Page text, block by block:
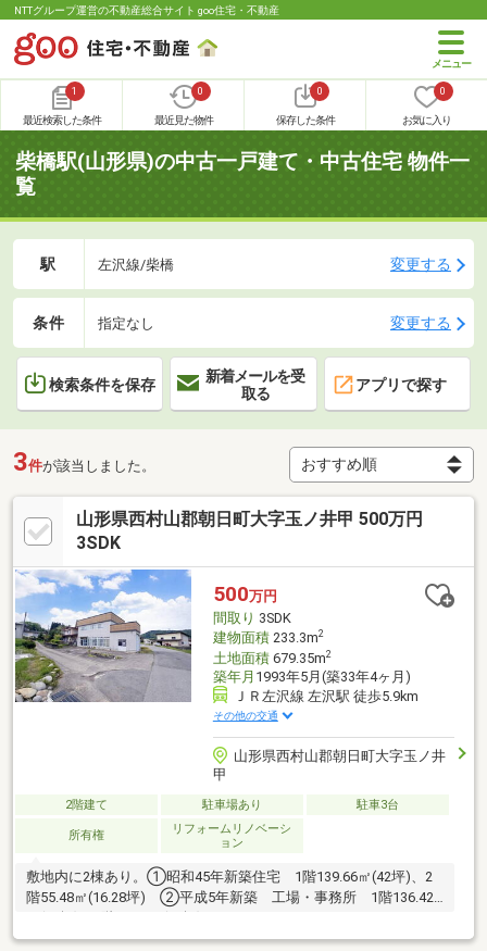
NTTグループ運営の不動産総合サイト goo住宅・不動産
1
最近検索した条件
0
最近見た物件
0
保存した条件
0
お気に入り
柴橋駅(山形県)の中古一戸建て・中古住宅 物件一
覧
駅 左沢線/柴橋 変更する
条件 指定なし 変更する
検索条件を保存
新着メールを受
取る
アプリで探す
3件が該当しました。
山形県西村山郡朝日町大字玉ノ井甲 500万円
3SDK
500万円
間取り 3SDK
建物面積233.3m2
土地面積679.35m2
築年月 1993年5月(築33年4ヶ月)
ＪＲ左沢線 左沢駅 徒歩5.9km
その他の交通
山形県西村山郡朝日町大字玉ノ井
甲
2階建て 駐車場あり 駐車3台
所有権
リフォームリノベーシ
ョン
敷地内に2棟あり。①昭和45年新築住宅 1階139.66㎡(42坪)、2
階55.48㎡(16.28坪) ②平成5年新築 工場・事務所 1階136.42